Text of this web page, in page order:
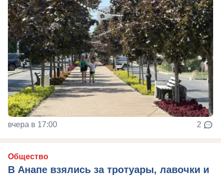
вчера в 17:00 2
Общество
В Анапе взялись за тротуары, лавочки и